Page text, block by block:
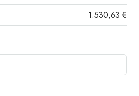
1.530,63 €